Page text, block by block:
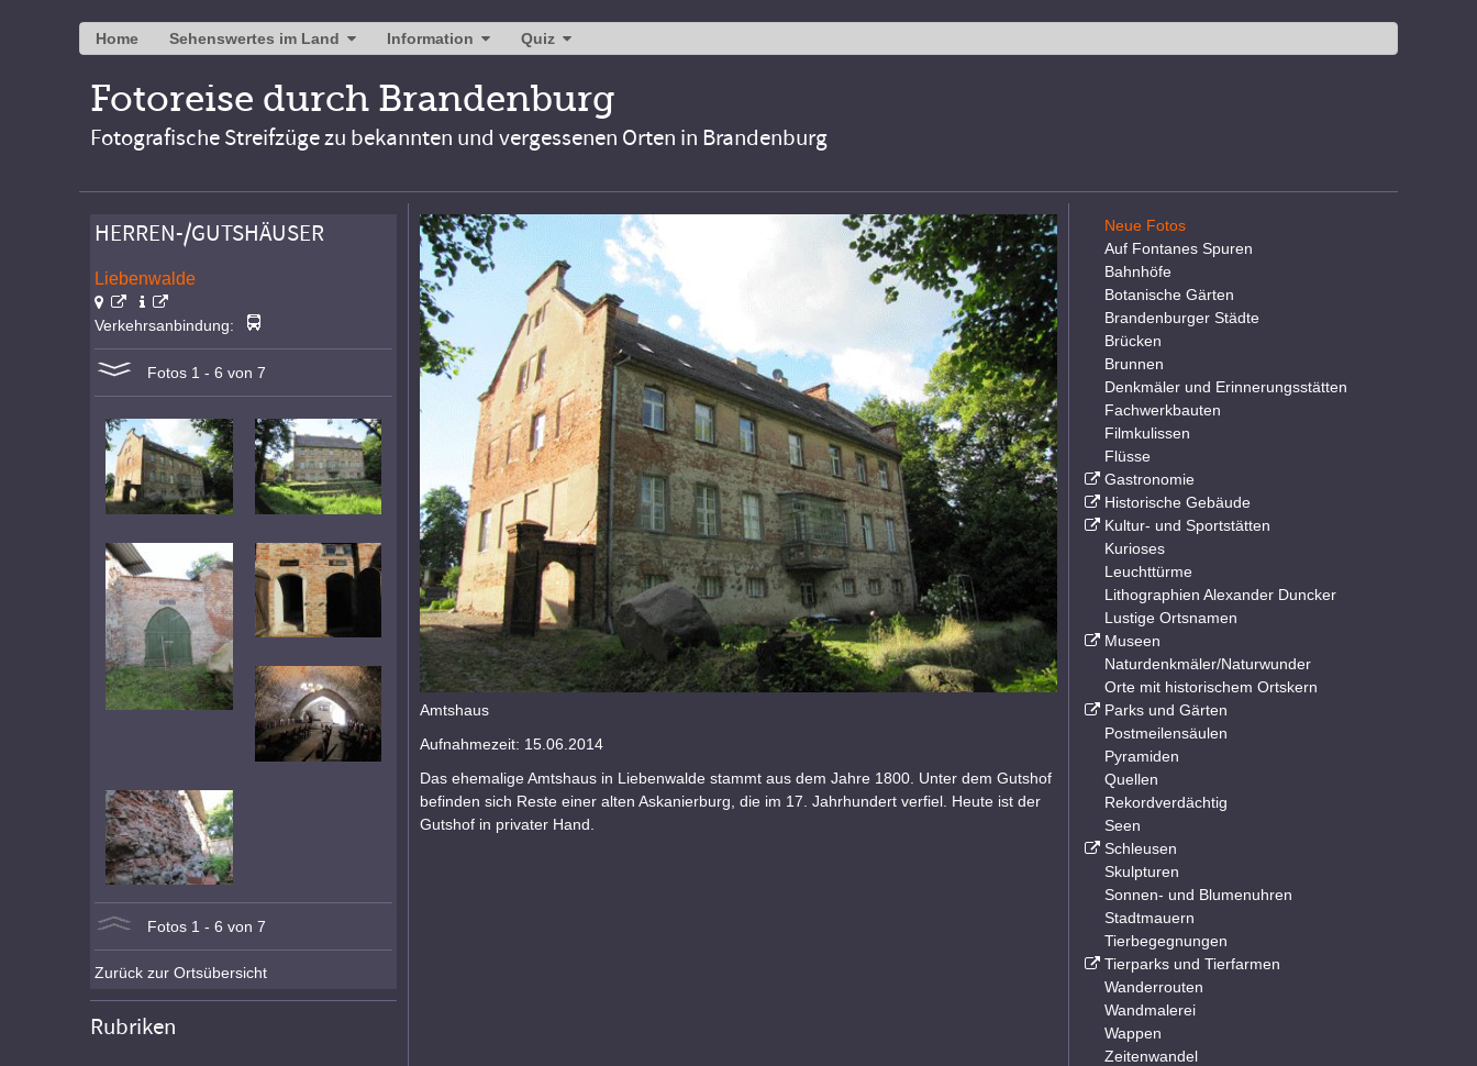
Home Sehenswertes im Land Information Quiz
Fotoreise durch Brandenburg
Fotografische Streifzüge zu bekannten und vergessenen Orten in Brandenburg
Amtshaus
Aufnahmezeit: 15.06.2014
Das ehemalige Amtshaus in Liebenwalde stammt aus dem Jahre 1800. Unter dem Gutshof
befinden sich Reste einer alten Askanierburg, die im 17. Jahrhundert verfiel. Heute ist der
Gutshof in privater Hand.
HERREN-/GUTSHÄUSER
Liebenwalde
Verkehrsanbindung:
Fotos 1 - 6 von 7
Fotos 1 - 6 von 7
Zurück zur Ortsübersicht
Rubriken
Neue Fotos
Auf Fontanes Spuren
Bahnhöfe
Botanische Gärten
Brandenburger Städte
Brücken
Brunnen
Denkmäler und Erinnerungsstätten
Fachwerkbauten
Filmkulissen
Flüsse
Gastronomie
Historische Gebäude
Kultur- und Sportstätten
Kurioses
Leuchttürme
Lithographien Alexander Duncker
Lustige Ortsnamen
Museen
Naturdenkmäler/Naturwunder
Orte mit historischem Ortskern
Parks und Gärten
Postmeilensäulen
Pyramiden
Quellen
Rekordverdächtig
Seen
Schleusen
Skulpturen
Sonnen- und Blumenuhren
Stadtmauern
Tierbegegnungen
Tierparks und Tierfarmen
Wanderrouten
Wandmalerei
Wappen
Zeitenwandel